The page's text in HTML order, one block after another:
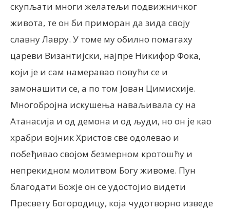
скупљати многи желатељи подвижничког
живота, те он би приморан да зида своју
славну Лавру. У томе му обилно помагаху
цареви Византијски, најпре Никифор Фока,
који је и сам намеравао повући се и
замонашити се, а по том Јован Цимисхије.
Многобројна искушења наваљивала су на
Атанасија и од демона и од људи, но он је као
храбри војник Христов све одолевао и
побеђивао својом безмерном кротошћу и
непрекидном молитвом Богу живоме. Пун
благодати Божје он се удостојио видети
Пресвету Богородицу, која чудотворно изведе